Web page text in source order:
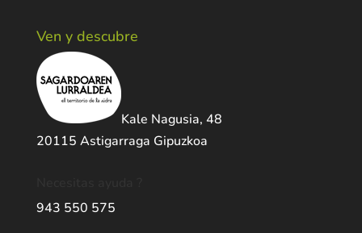
Ven y descubre
Kale Nagusia, 48
20115 Astigarraga Gipuzkoa
943 550 575